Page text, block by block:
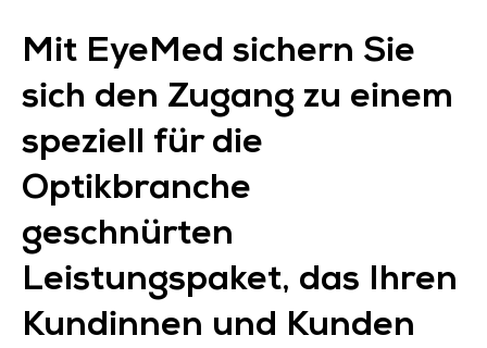
Mit EyeMed sichern Sie
sich den Zugang zu einem
speziell für die
Optikbranche
geschnürten
Leistungspaket, das Ihren
Kundinnen und Kunden